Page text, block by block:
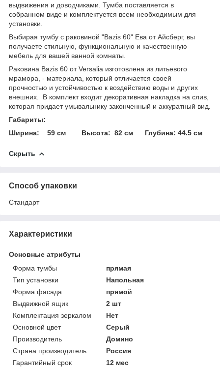
выдвижения и доводчиками. Тумба поставляется в
собранном виде и комплектуется всем необходимым для
установки.
Выбирая тумбу с раковиной "Bazis 60" Ева от Айсберг, вы
получаете стильную, функциональную и качественную
мебель для вашей ванной комнаты.
Раковина Bazis 60 от Versalia изготовлена из литьевого
мрамора, - материала, который отличается своей
прочностью и устойчивостью к воздействию воды и других
внешних. В комплект входит декоративная накладка на слив,
которая придает умывальнику законченный и аккуратный вид.
Габариты:
Ширина: 59 см Высота: 82 см Глубина: 44.5 см
Скрыть
Способ упаковки
Стандарт
Характеристики
Основные атрибуты
Форма тумбы
прямая
Тип установки
Напольная
Форма фасада
прямой
Выдвижной ящик
2 шт
Комплектация зеркалом
Нет
Основной цвет
Серый
Производитель
Домино
Страна производитель
Россия
Гарантийный срок
12 мес